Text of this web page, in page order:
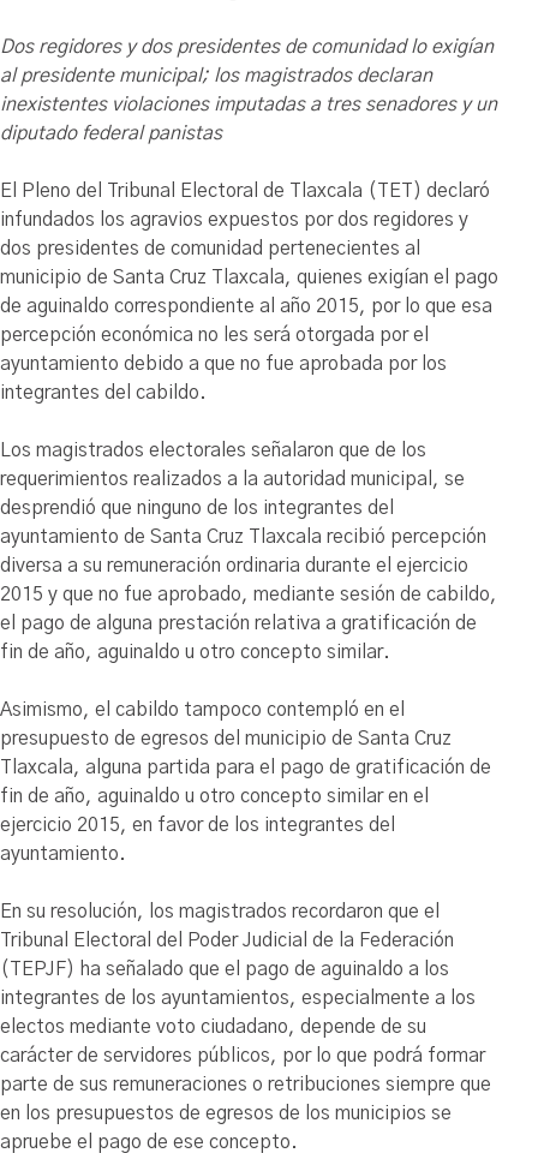
Dos regidores y dos presidentes de comunidad lo exigían
al presidente municipal; los magistrados declaran
inexistentes violaciones imputadas a tres senadores y un
diputado federal panistas
El Pleno del Tribunal Electoral de Tlaxcala (TET) declaró
infundados los agravios expuestos por dos regidores y
dos presidentes de comunidad pertenecientes al
municipio de Santa Cruz Tlaxcala, quienes exigían el pago
de aguinaldo correspondiente al año 2015, por lo que esa
percepción económica no les será otorgada por el
ayuntamiento debido a que no fue aprobada por los
integrantes del cabildo.
Los magistrados electorales señalaron que de los
requerimientos realizados a la autoridad municipal, se
desprendió que ninguno de los integrantes del
ayuntamiento de Santa Cruz Tlaxcala recibió percepción
diversa a su remuneración ordinaria durante el ejercicio
2015 y que no fue aprobado, mediante sesión de cabildo,
el pago de alguna prestación relativa a gratificación de
fin de año, aguinaldo u otro concepto similar.
Asimismo, el cabildo tampoco contempló en el
presupuesto de egresos del municipio de Santa Cruz
Tlaxcala, alguna partida para el pago de gratificación de
fin de año, aguinaldo u otro concepto similar en el
ejercicio 2015, en favor de los integrantes del
ayuntamiento.
En su resolución, los magistrados recordaron que el
Tribunal Electoral del Poder Judicial de la Federación
(TEPJF) ha señalado que el pago de aguinaldo a los
integrantes de los ayuntamientos, especialmente a los
electos mediante voto ciudadano, depende de su
carácter de servidores públicos, por lo que podrá formar
parte de sus remuneraciones o retribuciones siempre que
en los presupuestos de egresos de los municipios se
apruebe el pago de ese concepto.